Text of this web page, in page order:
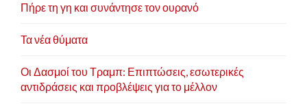
Πήρε τη γη και συνάντησε τον ουρανό
Τα νέα θύματα
Οι Δασμοί του Τραμπ: Επιπτώσεις, εσωτερικές
αντιδράσεις και προβλέψεις για το μέλλον